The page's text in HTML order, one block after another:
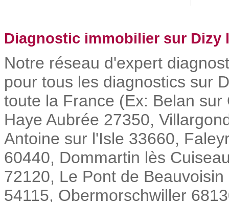
Diagnostic immobilier sur Dizy
Notre réseau d'expert
pour tous les diagnostics sur
toute la France (Ex: Belan
Haye Aubrée 27350,
Antoine sur l'Isle 33660,
60440, Dommartin lès
72120, Le Pont de
54115, Obermorschwiller